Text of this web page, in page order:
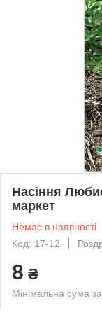
Насіння
маркет
Немає в наявності
Код: 17-12
8 ₴
Мінімальна сума